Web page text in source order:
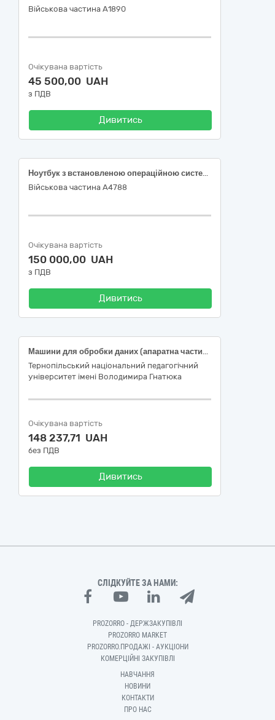
Військова частина А1890
Очікувана вартість
45 500,00 UAH
з ПДВ
Дивитись
Ноутбук з встановленою операційною системою Windows 11 pro
Військова частина А4788
Очікувана вартість
150 000,00 UAH
з ПДВ
Дивитись
Машини для обробки даних (апаратна частина)
Тернопільський національний педагогічний
університет імені Володимира Гнатюка
Очікувана вартість
148 237,71 UAH
без ПДВ
Дивитись
СЛІДКУЙТЕ ЗА НАМИ:
PROZORRO - ДЕРЖЗАКУПІВЛІ
PROZORRO MARKET
PROZORRO.ПРОДАЖІ - АУКЦІОНИ
КОМЕРЦІЙНІ ЗАКУПІВЛІ
НАВЧАННЯ
НОВИНИ
КОНТАКТИ
ПРО НАС